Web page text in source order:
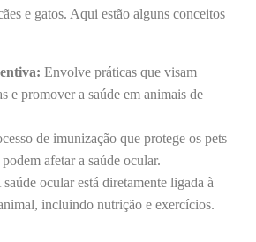
e gatos. Aqui estão alguns conceitos
Envolve práticas que visam
e promover a saúde em animais de
de imunização que protege os pets
afetar a saúde ocular.
saúde ocular está diretamente ligada à
incluindo nutrição e exercícios.